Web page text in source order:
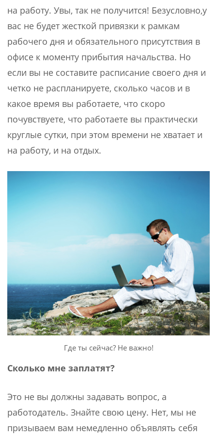
на работу. Увы, так не получится! Безусловно,у
вас не будет жесткой привязки к рамкам
рабочего дня и обязательного присутствия в
офисе к моменту прибытия начальства. Но
если вы не составите расписание своего дня и
четко не распланируете, сколько часов и в
какое время вы работаете, что скоро
почувствуете, что работаете вы практически
круглые сутки, при этом времени не хватает и
на работу, и на отдых.
Где ты сейчас? Не важно!
Сколько мне заплатят?
Это не вы должны задавать вопрос, а
работодатель. Знайте свою цену. Нет, мы не
призываем вам немедленно объявлять себя